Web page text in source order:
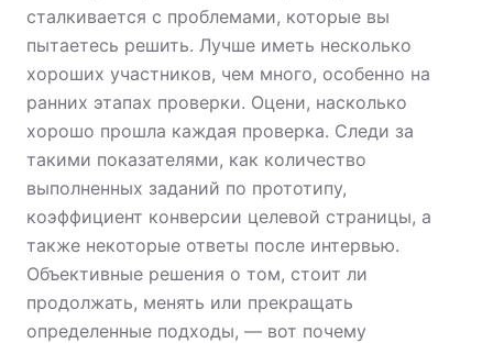
сталкивается с проблемами, которые вы
пытаетесь решить. Лучше иметь несколько
хороших участников, чем много, особенно на
ранних этапах проверки. Оцени, насколько
хорошо прошла каждая проверка. Следи за
такими показателями, как количество
выполненных заданий по прототипу,
коэффициент конверсии целевой страницы, а
также некоторые ответы после интервью.
Объективные решения о том, стоит ли
продолжать, менять или прекращать
определенные подходы, — вот почему